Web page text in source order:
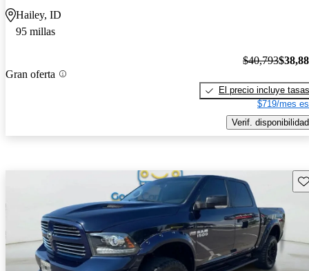
Hailey, ID
95 millas
Gran oferta
$40,793
El precio incluye tasas
$719/mes
Verif. disponibilidad